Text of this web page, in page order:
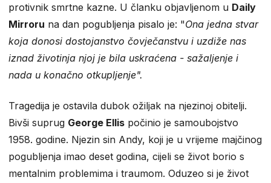
protivnik smrtne kazne. U članku objavljenom u Daily
Mirroru na dan pogubljenja pisalo je: "Ona jedna stvar
koja donosi dostojanstvo čovječanstvu i uzdiže nas
iznad životinja njoj je bila uskraćena - sažaljenje i
nada u konačno otkupljenje".
Tragedija je ostavila dubok ožiljak na njezinoj obitelji.
Bivši suprug George Ellis počinio je samoubojstvo
1958. godine. Njezin sin Andy, koji je u vrijeme majčinog
pogubljenja imao deset godina, cijeli se život borio s
mentalnim problemima i traumom. Oduzeo si je život